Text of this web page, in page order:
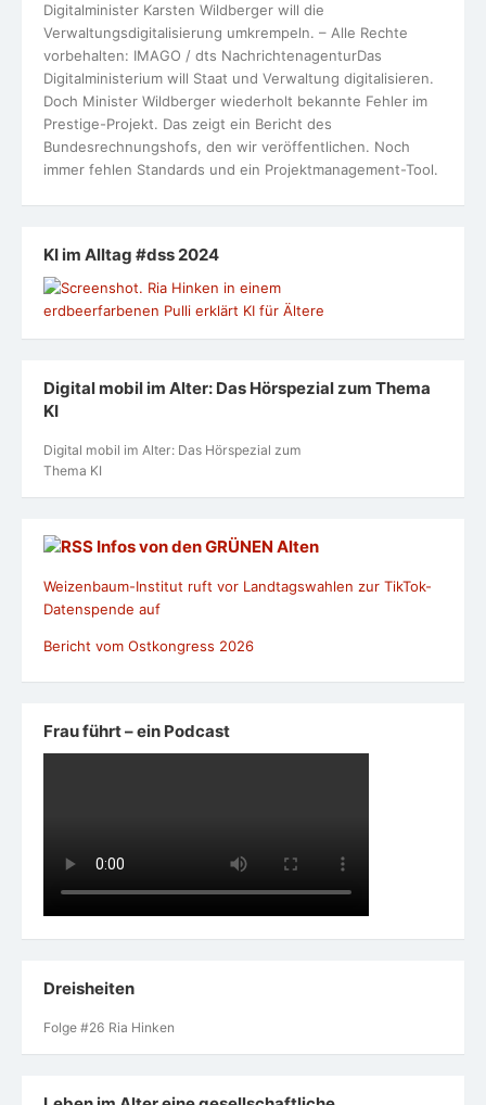
Digitalminister Karsten Wildberger will die
Verwaltungsdigitalisierung umkrempeln. – Alle Rechte
vorbehalten: IMAGO / dts NachrichtenagenturDas
Digitalministerium will Staat und Verwaltung digitalisieren.
Doch Minister Wildberger wiederholt bekannte Fehler im
Prestige-Projekt. Das zeigt ein Bericht des
Bundesrechnungshofs, den wir veröffentlichen. Noch
immer fehlen Standards und ein Projektmanagement-Tool.
KI im Alltag #dss 2024
Digital mobil im Alter: Das Hörspezial zum Thema
KI
Digital mobil im Alter: Das Hörspezial zum
Thema KI
Infos von den GRÜNEN Alten
Weizenbaum-Institut ruft vor Landtagswahlen zur TikTok-
Datenspende auf
Bericht vom Ostkongress 2026
Frau führt – ein Podcast
Dreisheiten
Folge #26 Ria Hinken